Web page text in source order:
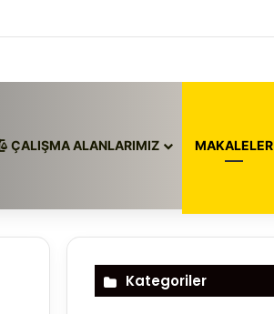
ÇALIŞMA ALANLARIMIZ MAKALELER
Kategoriler